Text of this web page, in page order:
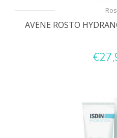
AVENE ROSTO